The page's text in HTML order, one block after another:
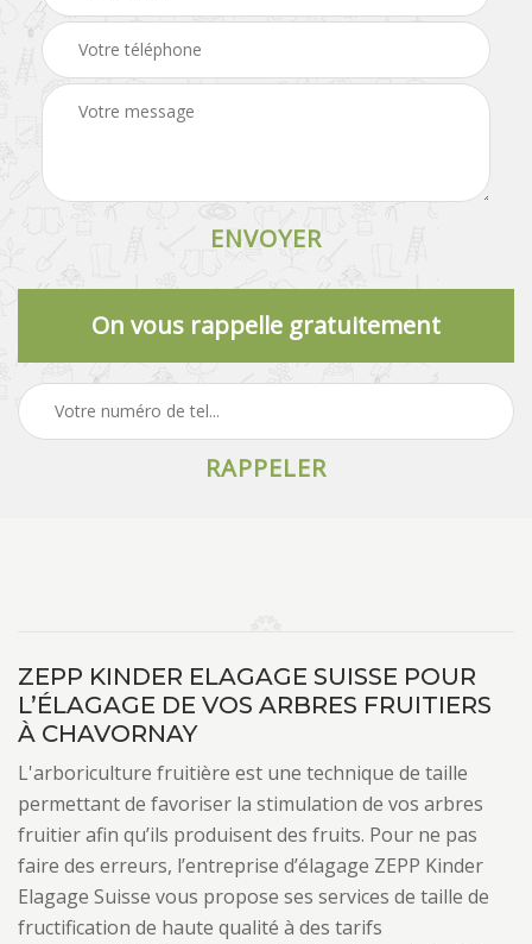
On vous rappelle gratuitement
ZEPP KINDER ELAGAGE SUISSE POUR
L’ÉLAGAGE DE VOS ARBRES FRUITIERS
À CHAVORNAY
L'arboriculture fruitière est une technique de taille
permettant de favoriser la stimulation de vos arbres
fruitier afin qu’ils produisent des fruits. Pour ne pas
faire des erreurs, l’entreprise d’élagage ZEPP Kinder
Elagage Suisse vous propose ses services de taille de
fructification de haute qualité à des tarifs